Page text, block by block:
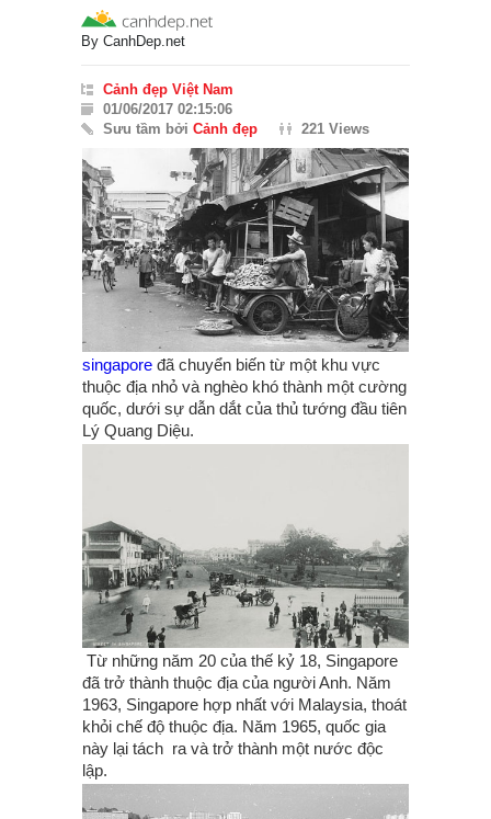
By CanhDep.net
Cảnh đẹp Việt Nam
01/06/2017 02:15:06
Sưu tầm bởi Cảnh đẹp 221 Views
singapore đã chuyển biến từ một khu vực
thuộc địa nhỏ và nghèo khó thành một cường
quốc, dưới sự dẫn dắt của thủ tướng đầu tiên
Lý Quang Diệu.
Từ những năm 20 của thế kỷ 18, Singapore
đã trở thành thuộc địa của người Anh. Năm
1963, Singapore hợp nhất với Malaysia, thoát
khỏi chế độ thuộc địa. Năm 1965, quốc gia
này lại tách ra và trở thành một nước độc
lập.